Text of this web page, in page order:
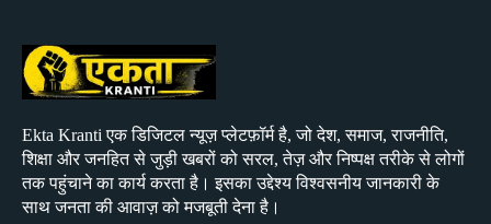
Ekta Kranti एक डिजिटल न्यूज़ प्लेटफ़ॉर्म है, जो देश, समाज, राजनीति,
शिक्षा और जनहित से जुड़ी खबरों को सरल, तेज़ और निष्पक्ष तरीके से लोगों
तक पहुंचाने का कार्य करता है। इसका उद्देश्य विश्वसनीय जानकारी के
साथ जनता की आवाज़ को मजबूती देना है।